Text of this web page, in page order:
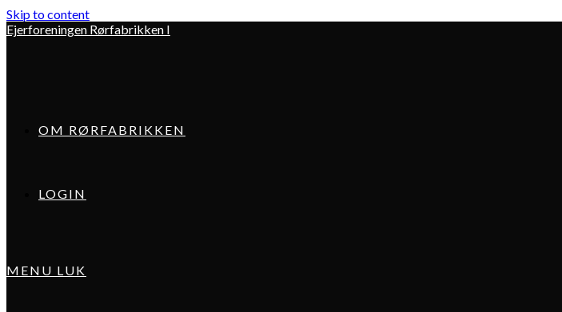
Skip to content
Ejerforeningen Rørfabrikken I
OM RØRFABRIKKEN
LOGIN
MENU LUK